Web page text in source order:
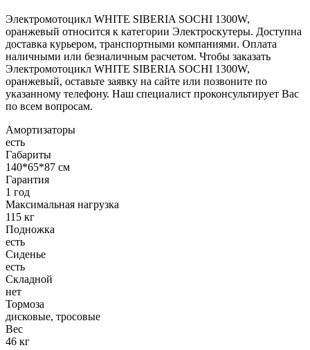
Электромотоцикл WHITE SIBERIA SOCHI 1300W,
оранжевый относится к категории Электроскутеры. Доступна
доставка курьером, транспортными компаниями. Оплата
наличными или безналичным расчетом. Чтобы заказать
Электромотоцикл WHITE SIBERIA SOCHI 1300W,
оранжевый, оставьте заявку на сайте или позвоните по
указанному телефону. Наш специалист проконсультирует Вас
по всем вопросам.
Амортизаторы
есть
Габариты
140*65*87 см
Гарантия
1 год
Максимальная нагрузка
115 кг
Подножка
есть
Сиденье
есть
Складной
нет
Тормоза
дисковые, тросовые
Вес
46 кг